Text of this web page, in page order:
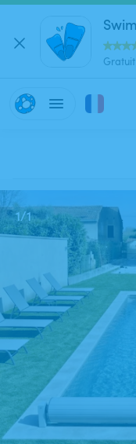
Cette
1/1